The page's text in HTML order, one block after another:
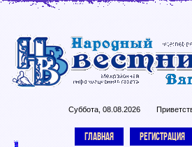
Суббота, 08.08.2026
ГЛАВНАЯ РЕГИСТРАЦИЯ